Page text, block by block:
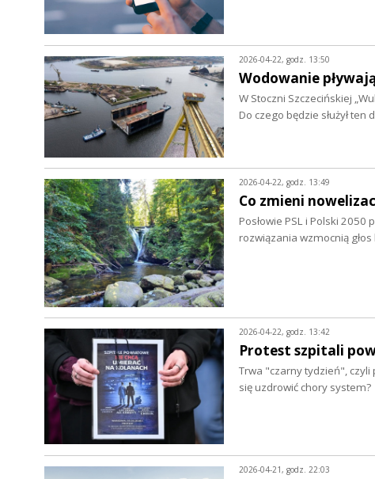
2026-04-22, godz. 13:50
Wodowanie
W Stoczni Szczecińskiej
Do czego będzie służył ten
2026-04-22, godz. 13:49
Co zmieni
Posłowie PSL i Polski
rozwiązania wzmocnią
2026-04-22, godz. 13:42
Protest szpitali
Trwa "czarny tydzień", czyli
się uzdrowić chory system?
2026-04-21, godz. 22:03